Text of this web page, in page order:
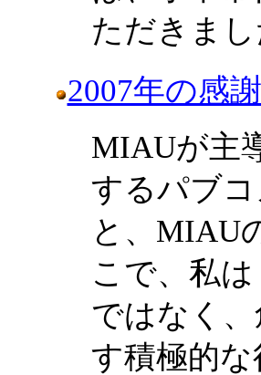
ただきまし
2007年の感
MIAUが主
するパブ
と、MIAU
こで、私
ではなく
す積極的